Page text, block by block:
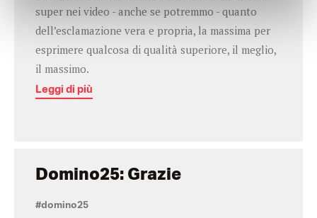
super nei video - anche se potremmo - quanto
dell’esclamazione vera e propria, la massima per
esprimere qualcosa di qualità superiore, il meglio,
il massimo.
Leggi di più
Domino25: Grazie
#domino25